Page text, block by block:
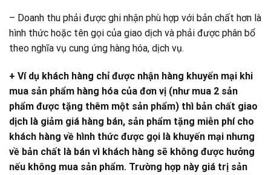
– Doanh thu phải được ghi nhận phù hợp với bản chất hơn là
hình thức hoặc tên gọi của giao dịch và phải được phân bổ
theo nghĩa vụ cung ứng hàng hóa, dịch vụ.
+ Ví dụ khách hàng chỉ được nhận hàng khuyến mại khi
mua sản phẩm hàng hóa của đơn vị (như mua 2 sản
phẩm được tặng thêm một sản phẩm) thì bản chất giao
dịch là giảm giá hàng bán, sản phẩm tặng miễn phí cho
khách hàng về hình thức được gọi là khuyến mại nhưng
về bản chất là bán vì khách hàng sẽ không được hưởng
nếu không mua sản phẩm. Trường hợp này giá trị sản